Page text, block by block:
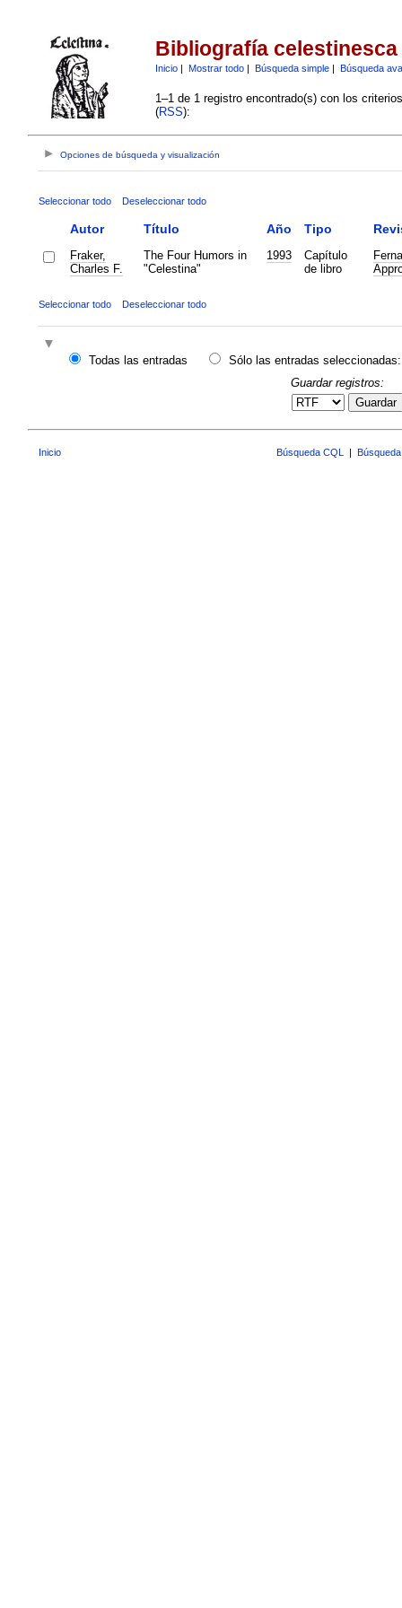
Bibliografía celestinesca
Inicio| Mostrar todo| Búsqueda simple| Búsqueda
1–1 de 1 registro encontrado(s) con los
(RSS):
Opciones de búsqueda y visualización
Seleccionar todo Deseleccionar todo
Autor Título Año Tipo
Fraker,
Charles F.
The Four Humors in
"Celestina"
1993
Capítulo
de libro
Seleccionar todo Deseleccionar todo
Todas las entradas
Sólo las entradas seleccionadas:
Guardar registros:
Guardar
Inicio Búsqueda CQL